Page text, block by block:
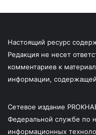
Настоящий ресурс
Редакция не несет
комментариев к
информации,
Сетевое издание
Федеральной службе по
информационных